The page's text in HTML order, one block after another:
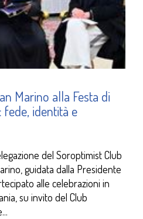
Marino alla Festa di
fede, identità e
del Soroptimist Club
guidata dalla Presidente
alle celebrazioni in
su invito del Club